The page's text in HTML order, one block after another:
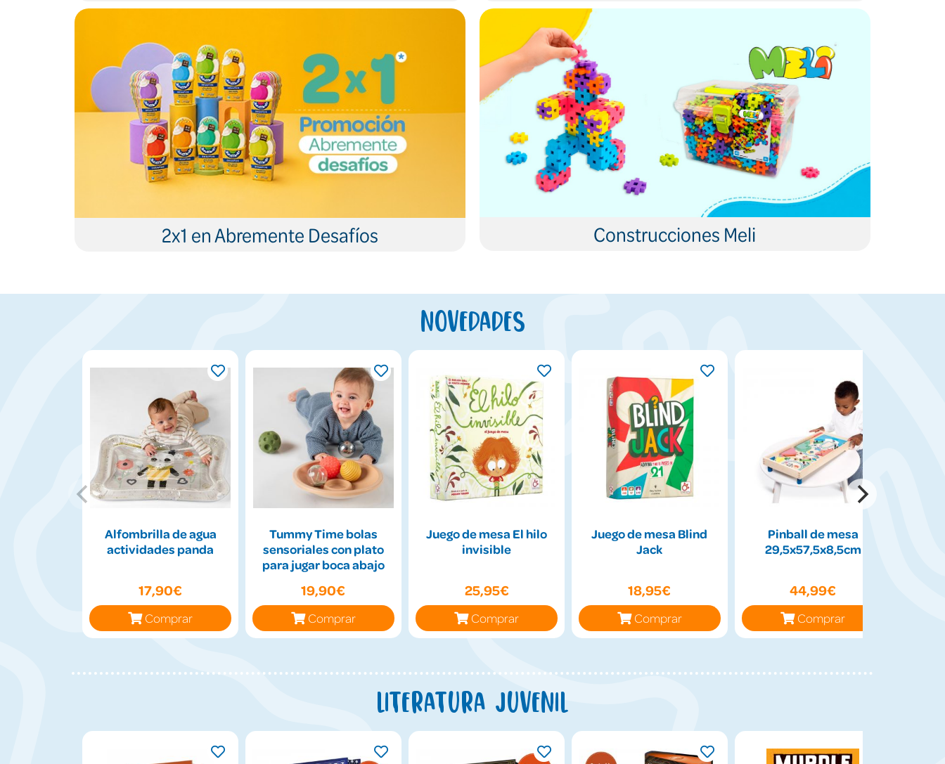
2x1 en Abremente Desafíos Construcciones Meli
Novedades
Alfombrilla de agua
actividades panda
17,90€
Comprar
Tummy Time bolas
sensoriales con plato
para jugar boca abajo
19,90€
Comprar
Juego de mesa El hilo
invisible
25,95€
Comprar
Juego de mesa Blind
Jack
18,95€
Comprar
Pinball de mesa
29,5x57,5x8,5cm
44,99€
Comprar
Literatura juvenil